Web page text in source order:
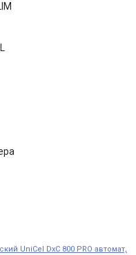
UniCel DxC 800 PRO автомат,